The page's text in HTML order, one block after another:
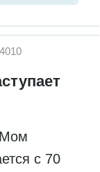
4010
с 70